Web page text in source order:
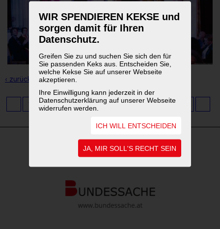
WIR SPENDIEREN KEKSE und
sorgen damit für Ihren
Datenschutz.
Greifen Sie zu und suchen Sie sich den für
Sie passenden Keks aus. Entscheiden Sie,
welche Kekse Sie auf unserer Webseite
akzeptieren.
Ihre Einwilligung kann jederzeit in der
Datenschutzerklärung auf unserer Webseite
widerrufen werden.
ICH WILL ENTSCHEIDEN
JA, MIR SOLL'S RECHT SEIN
‹ zurück zur Übersicht
2 3 4 5 6 7 8 9 ...